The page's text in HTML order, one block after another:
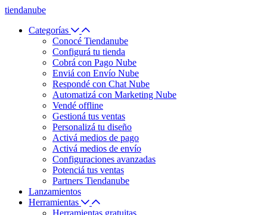
tiendanube
Categorías
Conocé Tiendanube
Configurá tu tienda
Cobrá con Pago Nube
Enviá con Envío Nube
Respondé con Chat Nube
Automatizá con Marketing Nube
Vendé offline
Gestioná tus ventas
Personalizá tu diseño
Activá medios de pago
Activá medios de envío
Configuraciones avanzadas
Potenciá tus ventas
Partners Tiendanube
Lanzamientos
Herramientas
Herramientas gratuitas